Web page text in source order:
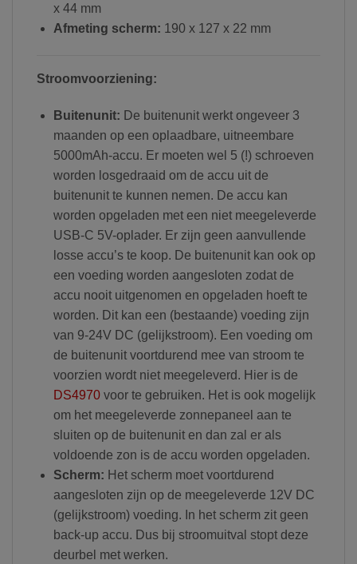
x 44 mm
Afmeting scherm: 190 x 127 x 22 mm
Stroomvoorziening:
Buitenunit: De buitenunit werkt ongeveer 3
maanden op een oplaadbare, uitneembare
5000mAh-accu. Er moeten wel 5 (!) schroeven
worden losgedraaid om de accu uit de
buitenunit te kunnen nemen. De accu kan
worden opgeladen met een niet meegeleverde
USB-C 5V-oplader. Er zijn geen aanvullende
losse accu’s te koop. De buitenunit kan ook op
een voeding worden aangesloten zodat de
accu nooit uitgenomen en opgeladen hoeft te
worden. Dit kan een (bestaande) voeding zijn
van 9-24V DC (gelijkstroom). Een voeding om
de buitenunit voortdurend mee van stroom te
voorzien wordt niet meegeleverd. Hier is de
DS4970voor te gebruiken. Het is ook mogelijk
om het meegeleverde zonnepaneel aan te
sluiten op de buitenunit en dan zal er als
voldoende zon is de accu worden opgeladen.
Scherm: Het scherm moet voortdurend
aangesloten zijn op de meegeleverde 12V DC
(gelijkstroom) voeding. In het scherm zit geen
back-up accu. Dus bij stroomuitval stopt deze
deurbel met werken.